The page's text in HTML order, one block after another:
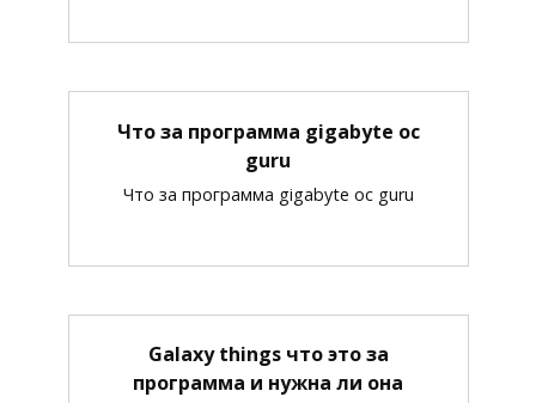
Что за программа gigabyte oc
guru
Что за программа gigabyte oc guru
Galaxy things что это за
программа и нужна ли она